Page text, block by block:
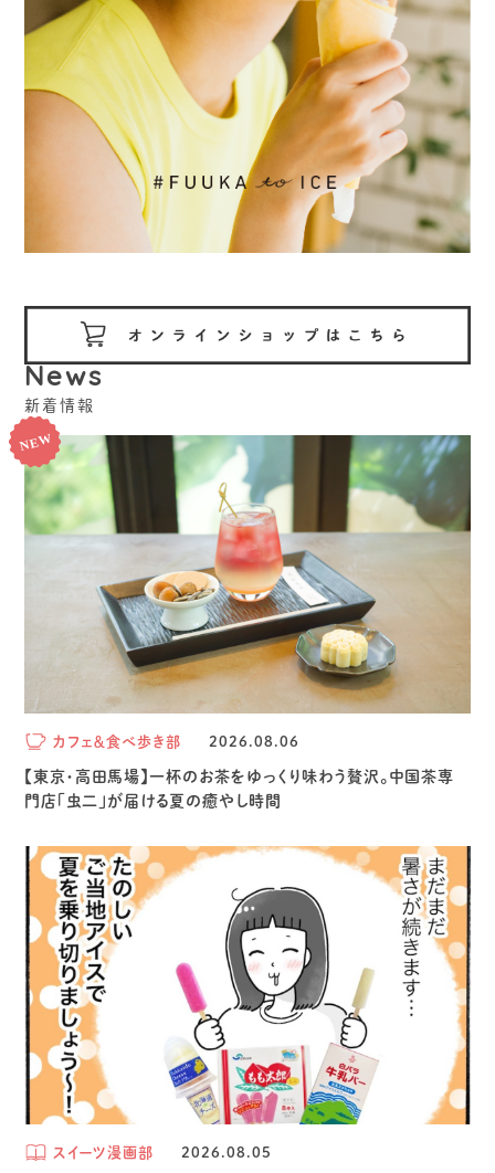
News
新着情報
カフェ＆食べ歩き部 2026.08.06
【東京・高田馬場】一杯のお茶をゆっくり味わう贅沢。中国茶専
門店「虫二」が届ける夏の癒やし時間
スイーツ漫画部 2026.08.05